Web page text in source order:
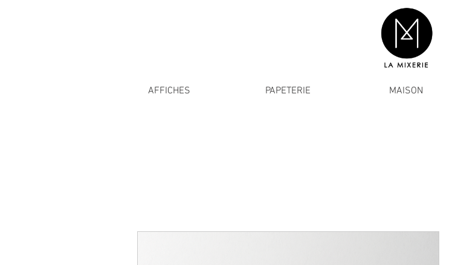
AFFICHES PAPETERIE MAISON